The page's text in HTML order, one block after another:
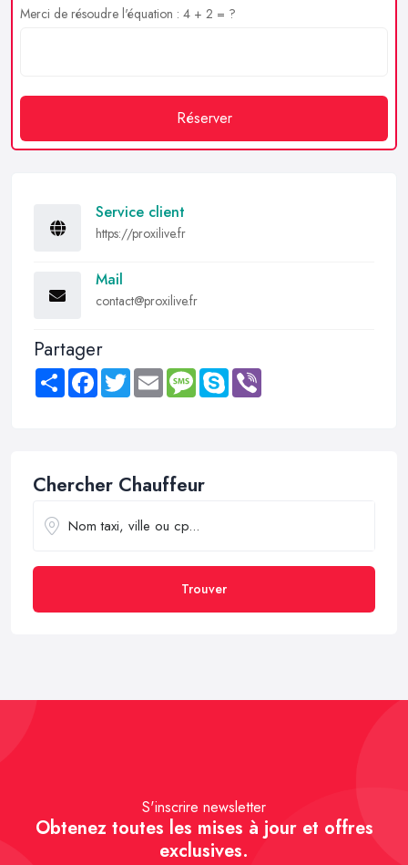
Merci de résoudre l'équation : 4 + 2 = ?
Réserver
Service client
https://proxilive.fr
Mail
contact@proxilive.fr
Partager
Share FacebookTwitter Email MessageSkype
Chercher Chauffeur
Trouver
S'inscrire newsletter
Obtenez toutes les mises à jour et offres
exclusives.